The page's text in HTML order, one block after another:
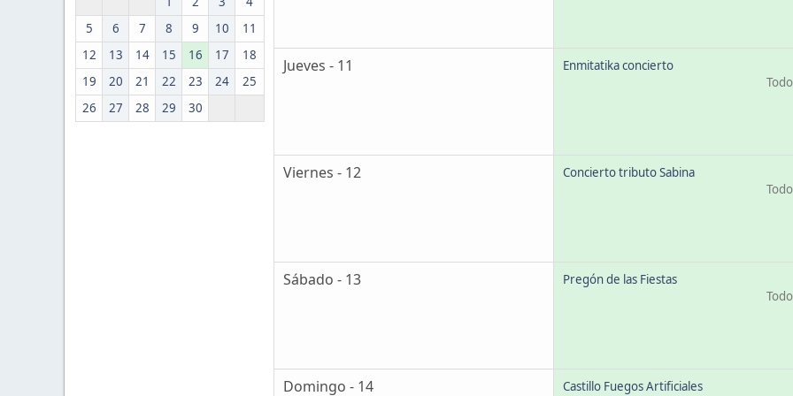
5
6 7 8 9 10
11
12
13 14 15 16 17
18
19
20 21 22 23 24
25
26
27 28 29 30
Jueves - 11
Enmitatika concierto
Viernes - 12
Concierto tributo Sabina
Sábado - 13
Pregón de las Fiestas
Domingo - 14
Castillo Fuegos Artificiales